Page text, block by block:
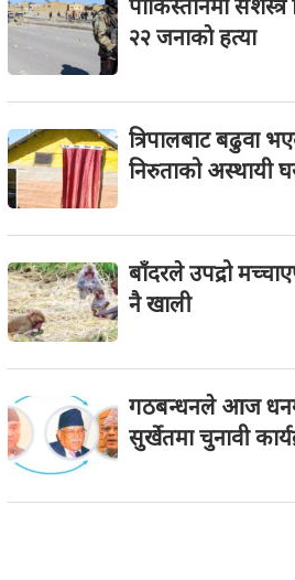
पाकिस्तानमा सशस्त्र
२२ जनाकाे हत्या
त्रिपालबाट बढुवा
निरुताको अस्थायी
बाँदरले उपद्रो
नै खाली
गठबन्धनले आज
सुर्खेतमा चुनावी